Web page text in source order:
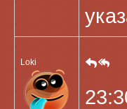
Loki